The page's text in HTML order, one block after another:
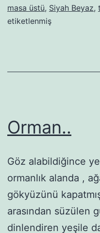
masa üstü, Siyah Beyaz,
etiketlenmiş
Orman..
Göz alabildiğince
ormanlık alanda ,
gökyüzünü
arasından süzülen
dinlendiren yeşile